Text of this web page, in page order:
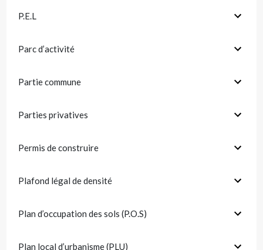
P.E.L
Parc d’activité
Partie commune
Parties privatives
Permis de construire
Plafond légal de densité
Plan d’occupation des sols (P.O.S)
Plan local d’urbanisme (PLU)